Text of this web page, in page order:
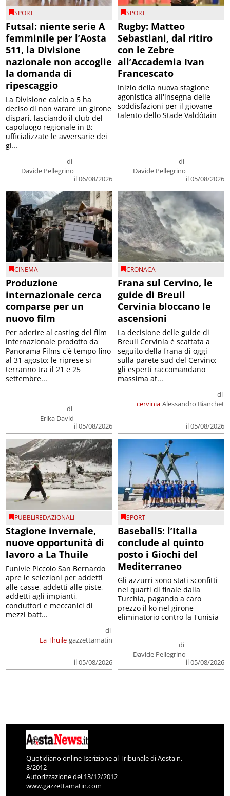
SPORT
Futsal: niente serie A
femminile per l’Aosta
511, la Divisione
nazionale non accoglie
la domanda di
ripescaggio
di
Davide Pellegrino
il 06/08/2026
La Divisione calcio a 5 ha
deciso di non varare un girone
dispari, lasciando il club del
capoluogo regionale in B;
ufficializzate le avversarie dei
gi...
SPORT
Rugby: Matteo
Sebastiani, dal ritiro
con le Zebre
all’Accademia Ivan
Francescato
di
Davide Pellegrino
il 05/08/2026
Inizio della nuova stagione
agonistica all'insegna delle
soddisfazioni per il giovane
talento dello Stade Valdôtain
CINEMA
Produzione
internazionale cerca
comparse per un
nuovo film
di
Erika David
il 05/08/2026
Per aderire al casting del film
internazionale prodotto da
Panorama Films c'è tempo fino
al 31 agosto; le riprese si
terranno tra il 21 e 25
settembre...
CRONACA
Frana sul Cervino, le
guide di Breuil
Cervinia bloccano le
ascensioni
cervinia
di
Alessandro Bianchet
il 05/08/2026
La decisione delle guide di
Breuil Cervinia è scattata a
seguito della frana di oggi
sulla parete sud del Cervino;
gli esperti raccomandano
massima at...
PUBBLIREDAZIONALI
Stagione invernale,
nuove opportunità di
lavoro a La Thuile
La Thuile
di
gazzettamatin
il 05/08/2026
Funivie Piccolo San Bernardo
apre le selezioni per addetti
alle casse, addetti alle piste,
addetti agli impianti,
conduttori e meccanici di
mezzi batt...
SPORT
Baseball5: l’Italia
conclude al quinto
posto i Giochi del
Mediterraneo
di
Davide Pellegrino
il 05/08/2026
Gli azzurri sono stati sconfitti
nei quarti di finale dalla
Turchia, pagando a caro
prezzo il ko nel girone
eliminatorio contro la Tunisia
Quotidiano online Iscrizione al Tribunale di Aosta n.
8/2012
Autorizzazione del 13/12/2012
www.gazzettamatin.com